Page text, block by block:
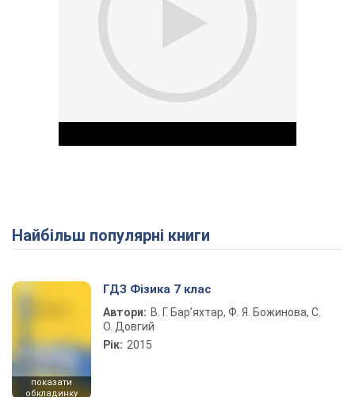
Play Video
Найбільш популярні книги
показати
обкладинку
ГДЗ Фізика 7 клас
Автори: В. Г. Бар’яхтар, Ф. Я. Божинова, С.
О. Довгий
Рік: 2015